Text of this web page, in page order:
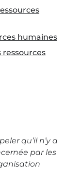
humaines
qu’il n’y a
par les